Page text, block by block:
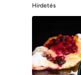
Hirdetés